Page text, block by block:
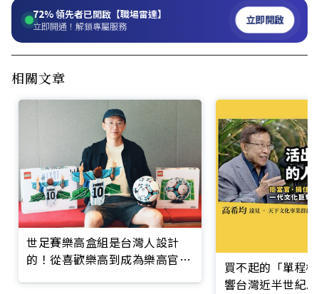
72%領先者已開啟【職場雷達】
立即開通！解鎖專屬服務 立即開啟
相關文章
世足賽樂高盒組是台灣人設計
的！從喜歡樂高到成為樂高官方
買不起的「單程
響台灣近半世紀